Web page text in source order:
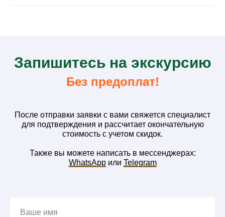
Запишитесь на экскурсию
Без предоплат!
После отправки заявки с вами свяжется специалист
для подтверждения и рассчитает окончательную
стоимость с учетом скидок.
Также вы можете написать в мессенджерах:
WhatsAppили Telegram
Ваше имя